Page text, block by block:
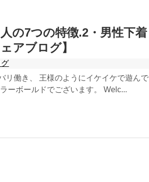
の7つの特徴.2・男性下
アブログ】
リ働き、 王様のようにイケイケで遊ん
ーボールドでございます。 Welc...